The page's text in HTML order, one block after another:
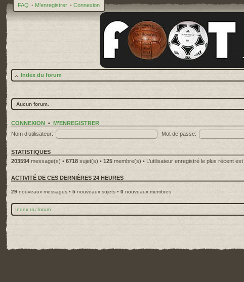
FAQ • M’enregistrer • Connexion
Index du forum
Aucun forum.
CONNEXION • M’ENREGISTRER
Nom d’utilisateur:
Mot de passe:
STATISTIQUES
203594 message(s) • 6718 sujet(s) • 125 membre(s) • L’utilisateur enregistré le plus récent est
ACTIVITÉ DE CES DERNIÈRES 24 HEURES
29 nouveaux messages • 5 nouveaux sujets • 0 nouveaux membres
Index du forum